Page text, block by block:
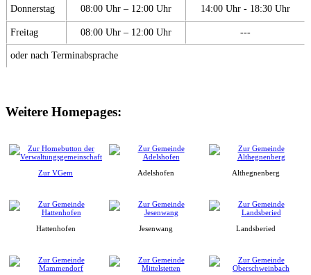
Donnerstag 08:00 Uhr – 12:00 Uhr 14:00 Uhr - 18:30 Uhr
Freitag 08:00 Uhr – 12:00 Uhr ---
oder nach Terminabsprache
Weitere Homepages:
Zur VGem Adelshofen Althegnenberg
Hattenhofen Jesenwang Landsberied